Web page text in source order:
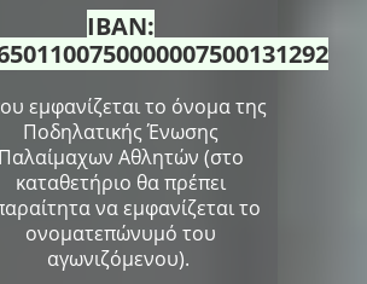
IBAN:
εμφανίζεται το όνομα της
Ποδηλατικής Ένωσης
Παλαίμαχων Αθλητών (στο
καταθετήριο θα πρέπει
να εμφανίζεται το
ονοματεπώνυμό του
αγωνιζόμενου).